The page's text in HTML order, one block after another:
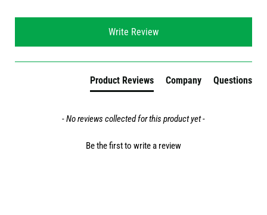
Write Review
Product Reviews Company Questions
- No reviews collected for this product yet -
Be the first to write a review